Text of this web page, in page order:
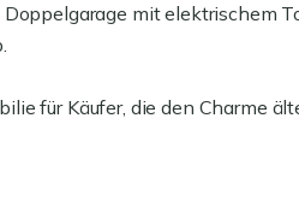
mit elektrischem
für Käufer, die den Charme